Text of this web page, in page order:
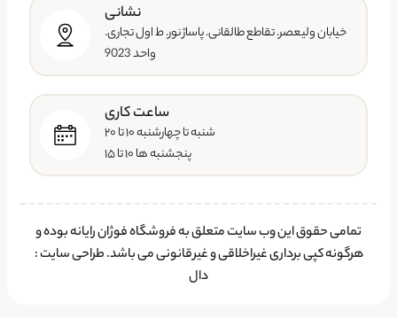
نشانی
خیابان ولیعصر. تقاطع طالقانی. پاساژ نور. ط اول تجاری.
واحد 9023
ساعت کاری
شنبه تا چهارشنبه ۱۰ تا ۲۰
پنجشنبه ها ۱۰ تا ۱۵
تمامی حقوق این وب سایت متعلق به فروشگاه فوژان رایانه بوده و
هرگونه کپی برداری غیراخلاقی و غیرقانونی می باشد.طراحی سایت:
دال